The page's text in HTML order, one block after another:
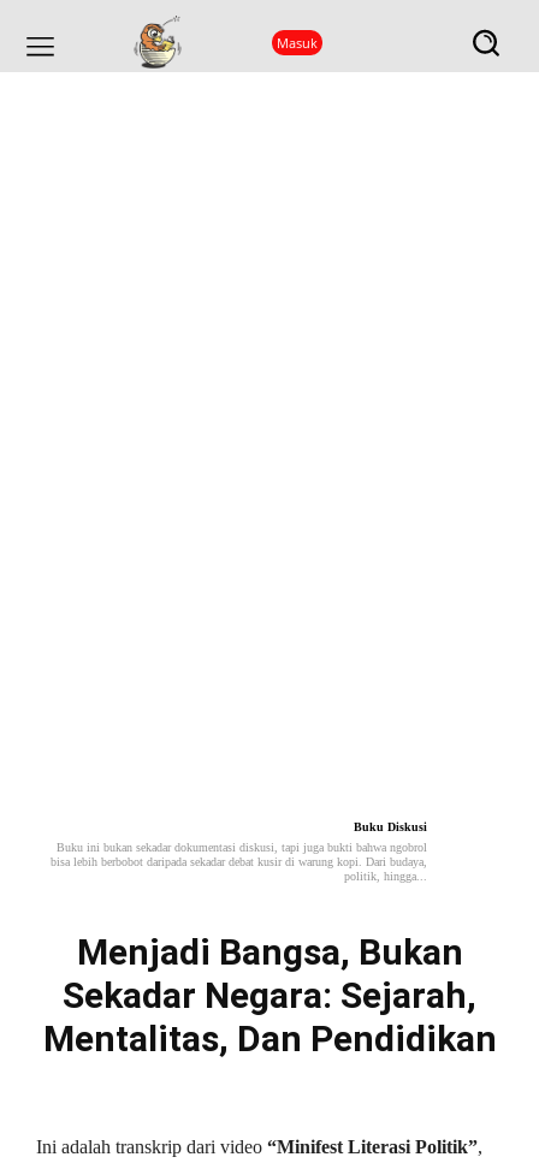
Masuk
Buku Diskusi
Buku ini bukan sekadar dokumentasi diskusi, tapi juga bukti bahwa ngobrol
bisa lebih berbobot daripada sekadar debat kusir di warung kopi. Dari budaya,
politik, hingga...
Menjadi Bangsa, Bukan
Sekadar Negara: Sejarah,
Mentalitas, Dan Pendidikan
Ini adalah transkrip dari video“Minifest Literasi Politik”,